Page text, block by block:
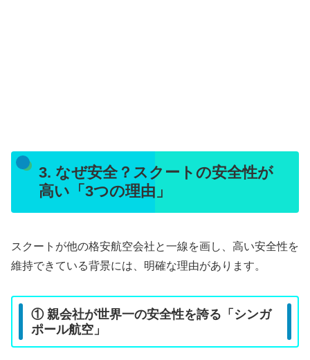
3. なぜ安全？スクートの安全性が
高い「3つの理由」
スクートが他の格安航空会社と一線を画し、高い安全性を
維持できている背景には、明確な理由があります。
① 親会社が世界一の安全性を誇る「シンガ
ポール航空」